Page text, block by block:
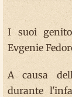
I suoi
Evgenie
A causa
durante